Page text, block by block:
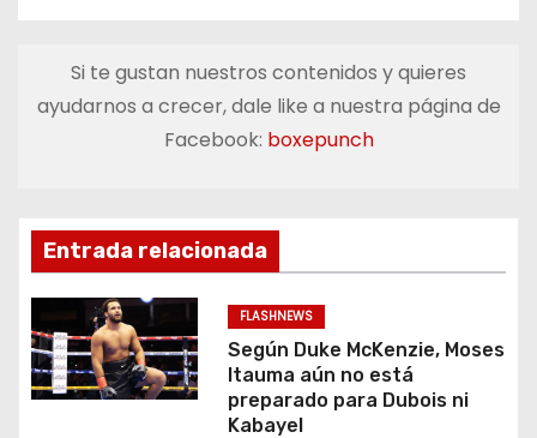
c
ó
n
d
e
Si te gustan nuestros contenidos y quieres
ayudarnos a crecer, dale like a nuestra página de
Facebook: boxepunch
Entrada relacionada
FLASHNEWS
Según Duke McKenzie, Moses
Itauma aún no está
preparado para Dubois ni
Kabayel